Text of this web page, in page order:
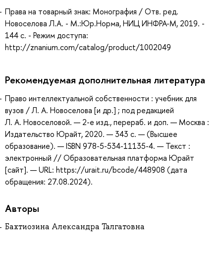
Права на товарный знак: Монография / Отв. ред.
Новоселова Л.А. - М.:Юр.Норма, НИЦ ИНФРА-М, 2019. -
144 с. - Режим доступа:
http://znanium.com/catalog/product/1002049
Рекомендуемая дополнительная литература
Право интеллектуальной собственности : учебник для
вузов / Л. А. Новоселова [и др.] ; под редакцией
Л. А. Новоселовой. — 2-е изд., перераб. и доп. — Москва :
Издательство Юрайт, 2020. — 343 с. — (Высшее
образование). — ISBN 978-5-534-11135-4. — Текст :
электронный // Образовательная платформа Юрайт
[сайт]. — URL: https://urait.ru/bcode/448908 (дата
обращения: 27.08.2024).
Авторы
Бахтиозина Александра Талгатовна